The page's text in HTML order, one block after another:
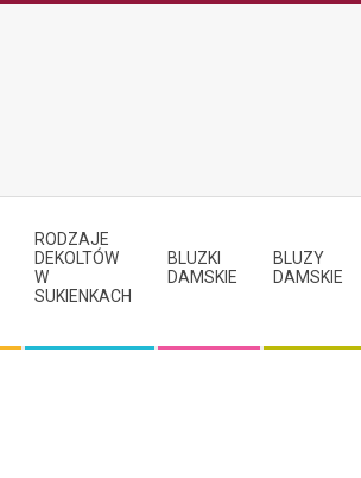
RODZAJE
DEKOLTÓW
W
SUKIENKACH
BLUZKI
DAMSKIE
BLUZY
DAMSKIE